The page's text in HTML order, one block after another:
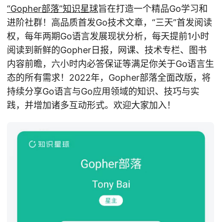
“Gopher部落”知识星球旨在打造一个精品Go学习和
进阶社群！高品质首发Go技术文章，“三天”首发阅读
权，每年两期Go语言发展现状分析，每天提前1小时
阅读到新鲜的Gopher日报，网课、技术专栏、图书
内容前瞻，六小时内必答保证等满足你关于Go语言生
态的所有需求！2022年，Gopher部落全面改版，将
持续分享Go语言与Go应用领域的知识、技巧与实
践，并增加诸多互动形式。欢迎大家加入！